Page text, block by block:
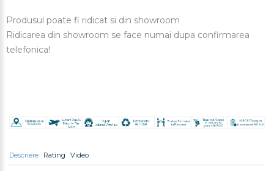
Produsul poate fi ridicat si din showroom
Ridicarea din showroom se face numai dupa confirmarea
telefonica!
Descriere Rating Video